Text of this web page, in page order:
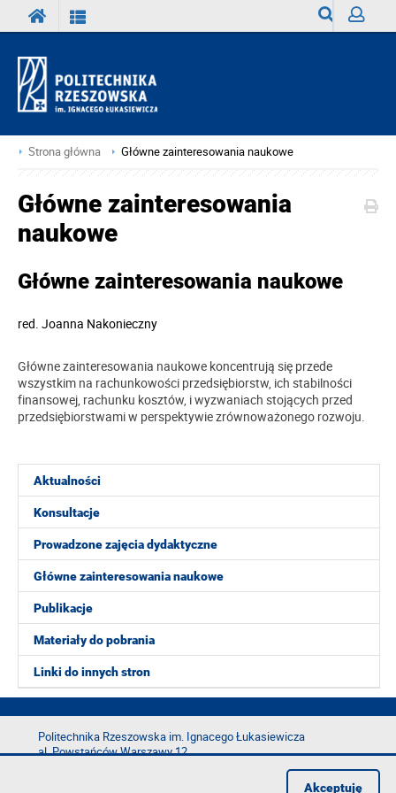
Strona główna Główne zainteresowania naukowe
Aktualności
Konsultacje
Prowadzone zajęcia dydaktyczne
Główne zainteresowania naukowe
Publikacje
Materiały do pobrania
Linki do innych stron
Główne zainteresowania
naukowe
Główne zainteresowania naukowe
red. Joanna Nakonieczny
Główne zainteresowania naukowe koncentrują się przede
wszystkim na rachunkowości przedsiębiorstw, ich stabilności
finansowej, rachunku kosztów, i wyzwaniach stojących przed
przedsiębiorstwami w perspektywie zrównoważonego rozwoju.
Politechnika Rzeszowska im. Ignacego Łukasiewicza
al. Powstańców Warszawy 12
Akceptuję